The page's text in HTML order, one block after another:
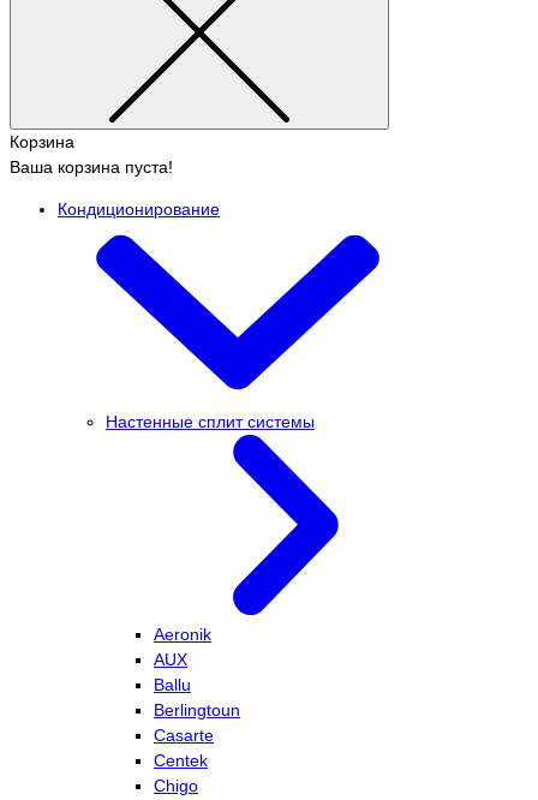
Корзина
Ваша корзина пуста!
Кондиционирование
Настенные сплит системы
Aeronik
AUX
Ballu
Berlingtoun
Casarte
Centek
Chigo